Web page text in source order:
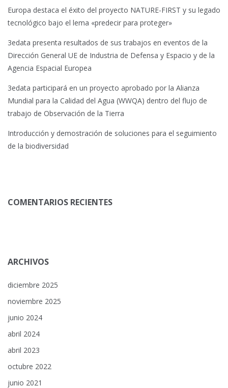
Europa destaca el éxito del proyecto NATURE-FIRST y su legado
tecnológico bajo el lema «predecir para proteger»
3edata presenta resultados de sus trabajos en eventos de la
Dirección General UE de Industria de Defensa y Espacio y de la
Agencia Espacial Europea
3edata participará en un proyecto aprobado por la Alianza
Mundial para la Calidad del Agua (WWQA) dentro del flujo de
trabajo de Observación de la Tierra
Introducción y demostración de soluciones para el seguimiento
de la biodiversidad
COMENTARIOS RECIENTES
ARCHIVOS
diciembre 2025
noviembre 2025
junio 2024
abril 2024
abril 2023
octubre 2022
junio 2021